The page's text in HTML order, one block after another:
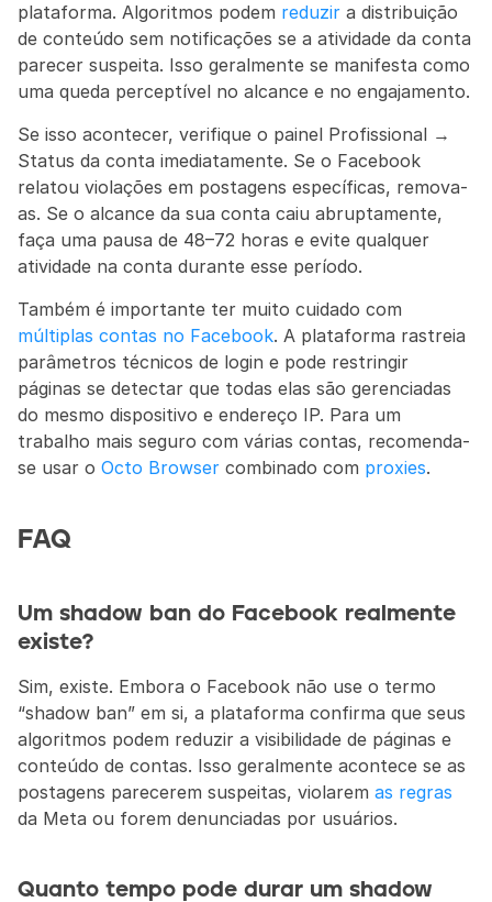
plataforma. Algoritmos podem reduzir a distribuição
de conteúdo sem notificações se a atividade da conta
parecer suspeita. Isso geralmente se manifesta como
uma queda perceptível no alcance e no engajamento.
Se isso acontecer, verifique o painel Profissional →
Status da conta imediatamente. Se o Facebook
relatou violações em postagens específicas, remova-
as. Se o alcance da sua conta caiu abruptamente,
faça uma pausa de 48–72 horas e evite qualquer
atividade na conta durante esse período.
múltiplas contas no Facebook. A plataforma rastreia
parâmetros técnicos de login e pode restringir
páginas se detectar que todas elas são gerenciadas
do mesmo dispositivo e endereço IP. Para um
trabalho mais seguro com várias contas, recomenda-
se usar o Octo Browser combinado com proxies.
FAQ
Um shadow ban do Facebook realmente
existe?
Sim, existe. Embora o Facebook não use o termo
“shadow ban” em si, a plataforma confirma que seus
algoritmos podem reduzir a visibilidade de páginas e
conteúdo de contas. Isso geralmente acontece se as
postagens parecerem suspeitas, violarem as regras
da Meta ou forem denunciadas por usuários.
Quanto tempo pode durar um shadow